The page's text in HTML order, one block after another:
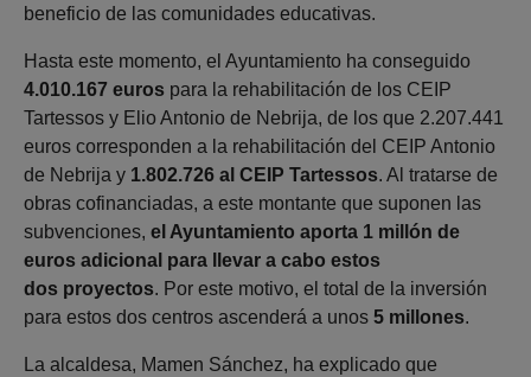
beneficio de las comunidades educativas.
Hasta este momento, el Ayuntamiento ha conseguido
4.010.167 euros para la rehabilitación de los CEIP
Tartessos y Elio Antonio de Nebrija, de los que 2.207.441
euros corresponden a la rehabilitación del CEIP Antonio
de Nebrija y 1.802.726 al CEIP Tartessos. Al tratarse de
obras cofinanciadas, a este montante que suponen las
subvenciones, el Ayuntamiento aporta 1 millón de
euros adicional para llevar a cabo estos
dos proyectos. Por este motivo, el total de la inversión
para estos dos centros ascenderá a unos 5 millones.
La alcaldesa, Mamen Sánchez, ha explicado que